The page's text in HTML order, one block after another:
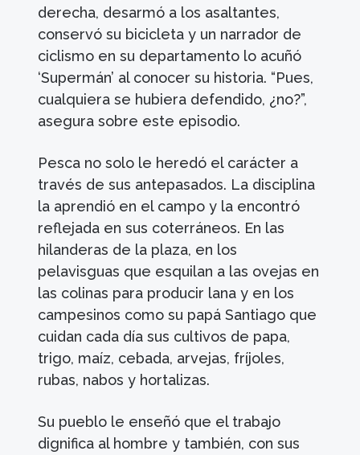
derecha, desarmó a los asaltantes,
conservó su bicicleta y un narrador de
ciclismo en su departamento lo acuñó
‘Supermán’ al conocer su historia. “Pues,
cualquiera se hubiera defendido, ¿no?”,
asegura sobre este episodio.
Pesca no solo le heredó el carácter a
través de sus antepasados. La disciplina
la aprendió en el campo y la encontró
reflejada en sus coterráneos. En las
hilanderas de la plaza, en los
pelavisguas que esquilan a las ovejas en
las colinas para producir lana y en los
campesinos como su papá Santiago que
cuidan cada día sus cultivos de papa,
trigo, maíz, cebada, arvejas, fríjoles,
rubas, nabos y hortalizas.
Su pueblo le enseñó que el trabajo
dignifica al hombre y también, con sus